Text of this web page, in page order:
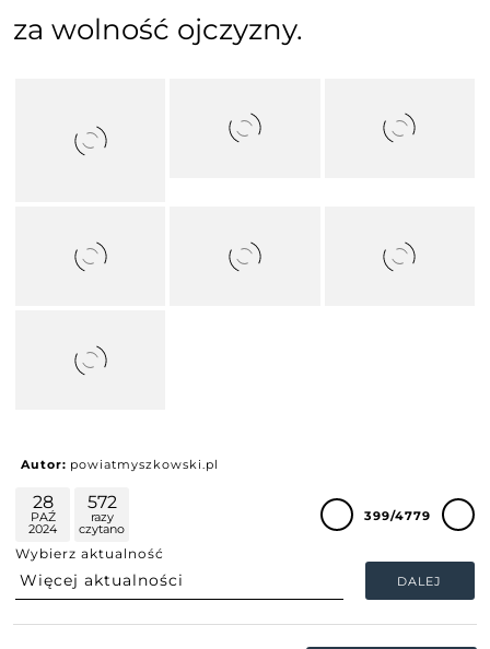
za wolność ojczyzny.
Autor: powiatmyszkowski.pl
28
PAŹ
2024
572
razy
czytano
Wybierz aktualność
DALEJ
399/4779